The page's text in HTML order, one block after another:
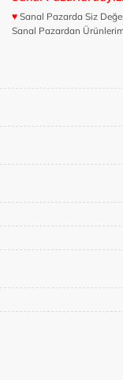
♥ Sanal Pazarda Siz
Sanal Pazardan